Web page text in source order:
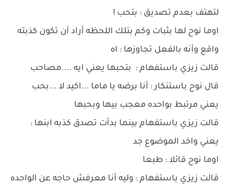
لتهتف بعدم تصديق : بتحب !
اوما نوح لها بثبات وكم بتلك اللحظه أراد أن تكون كذبته
واقع وأنه بالفعل تجاوزها : اه
قالت زيزي باستفهام : بتحبها يعني ايه ....مصاحب
قال نوح باستنكار : أنا برضه يا ماما ...اكيد لا ...بحب
يعني مرتبط بواحده معجب بيها وبحبها
قالت زيزي باستفهام بينما بدأت تصدق كذبه ابنها :
يعني واخد الموضوع جد
اوما نوح قائلا : طبعا
قالت زيزي باستفهام : وليه أنا معرفش حاجه عن الواحده